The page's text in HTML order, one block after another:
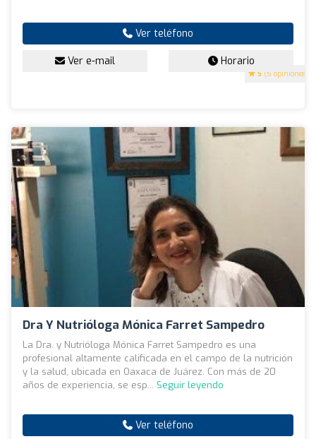
5 (5 opiniones)
Ver teléfono
Ver e-mail Horario
Dra Y Nutrióloga Mónica Farret Sampedro
La Dra. y Nutrióloga Mónica Farret Sampedro es una
profesional altamente calificada en el campo de la nutrición
y la salud, ubicada en Oaxaca de Juárez. Con más de 20
años de experiencia, se esp... Seguir leyendo
Ver teléfono